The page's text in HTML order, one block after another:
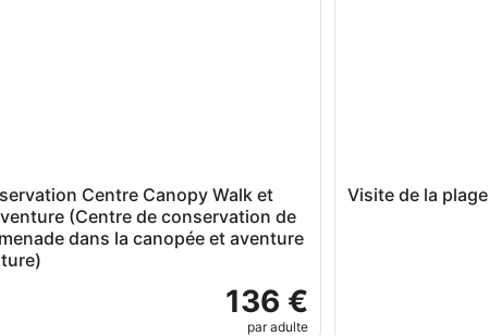
Centre Canopy Walk et
(Centre de conservation de
dans la canopée et aventure
136 €
par adulte
Visite de la